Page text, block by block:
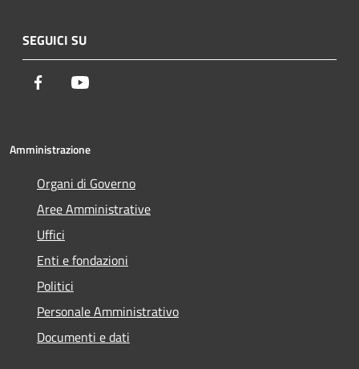
SEGUICI SU
Facebook
Amministrazione
Organi di Governo
Aree Amministrative
Uffici
Enti e fondazioni
Politici
Personale Amministrativo
Documenti e dati